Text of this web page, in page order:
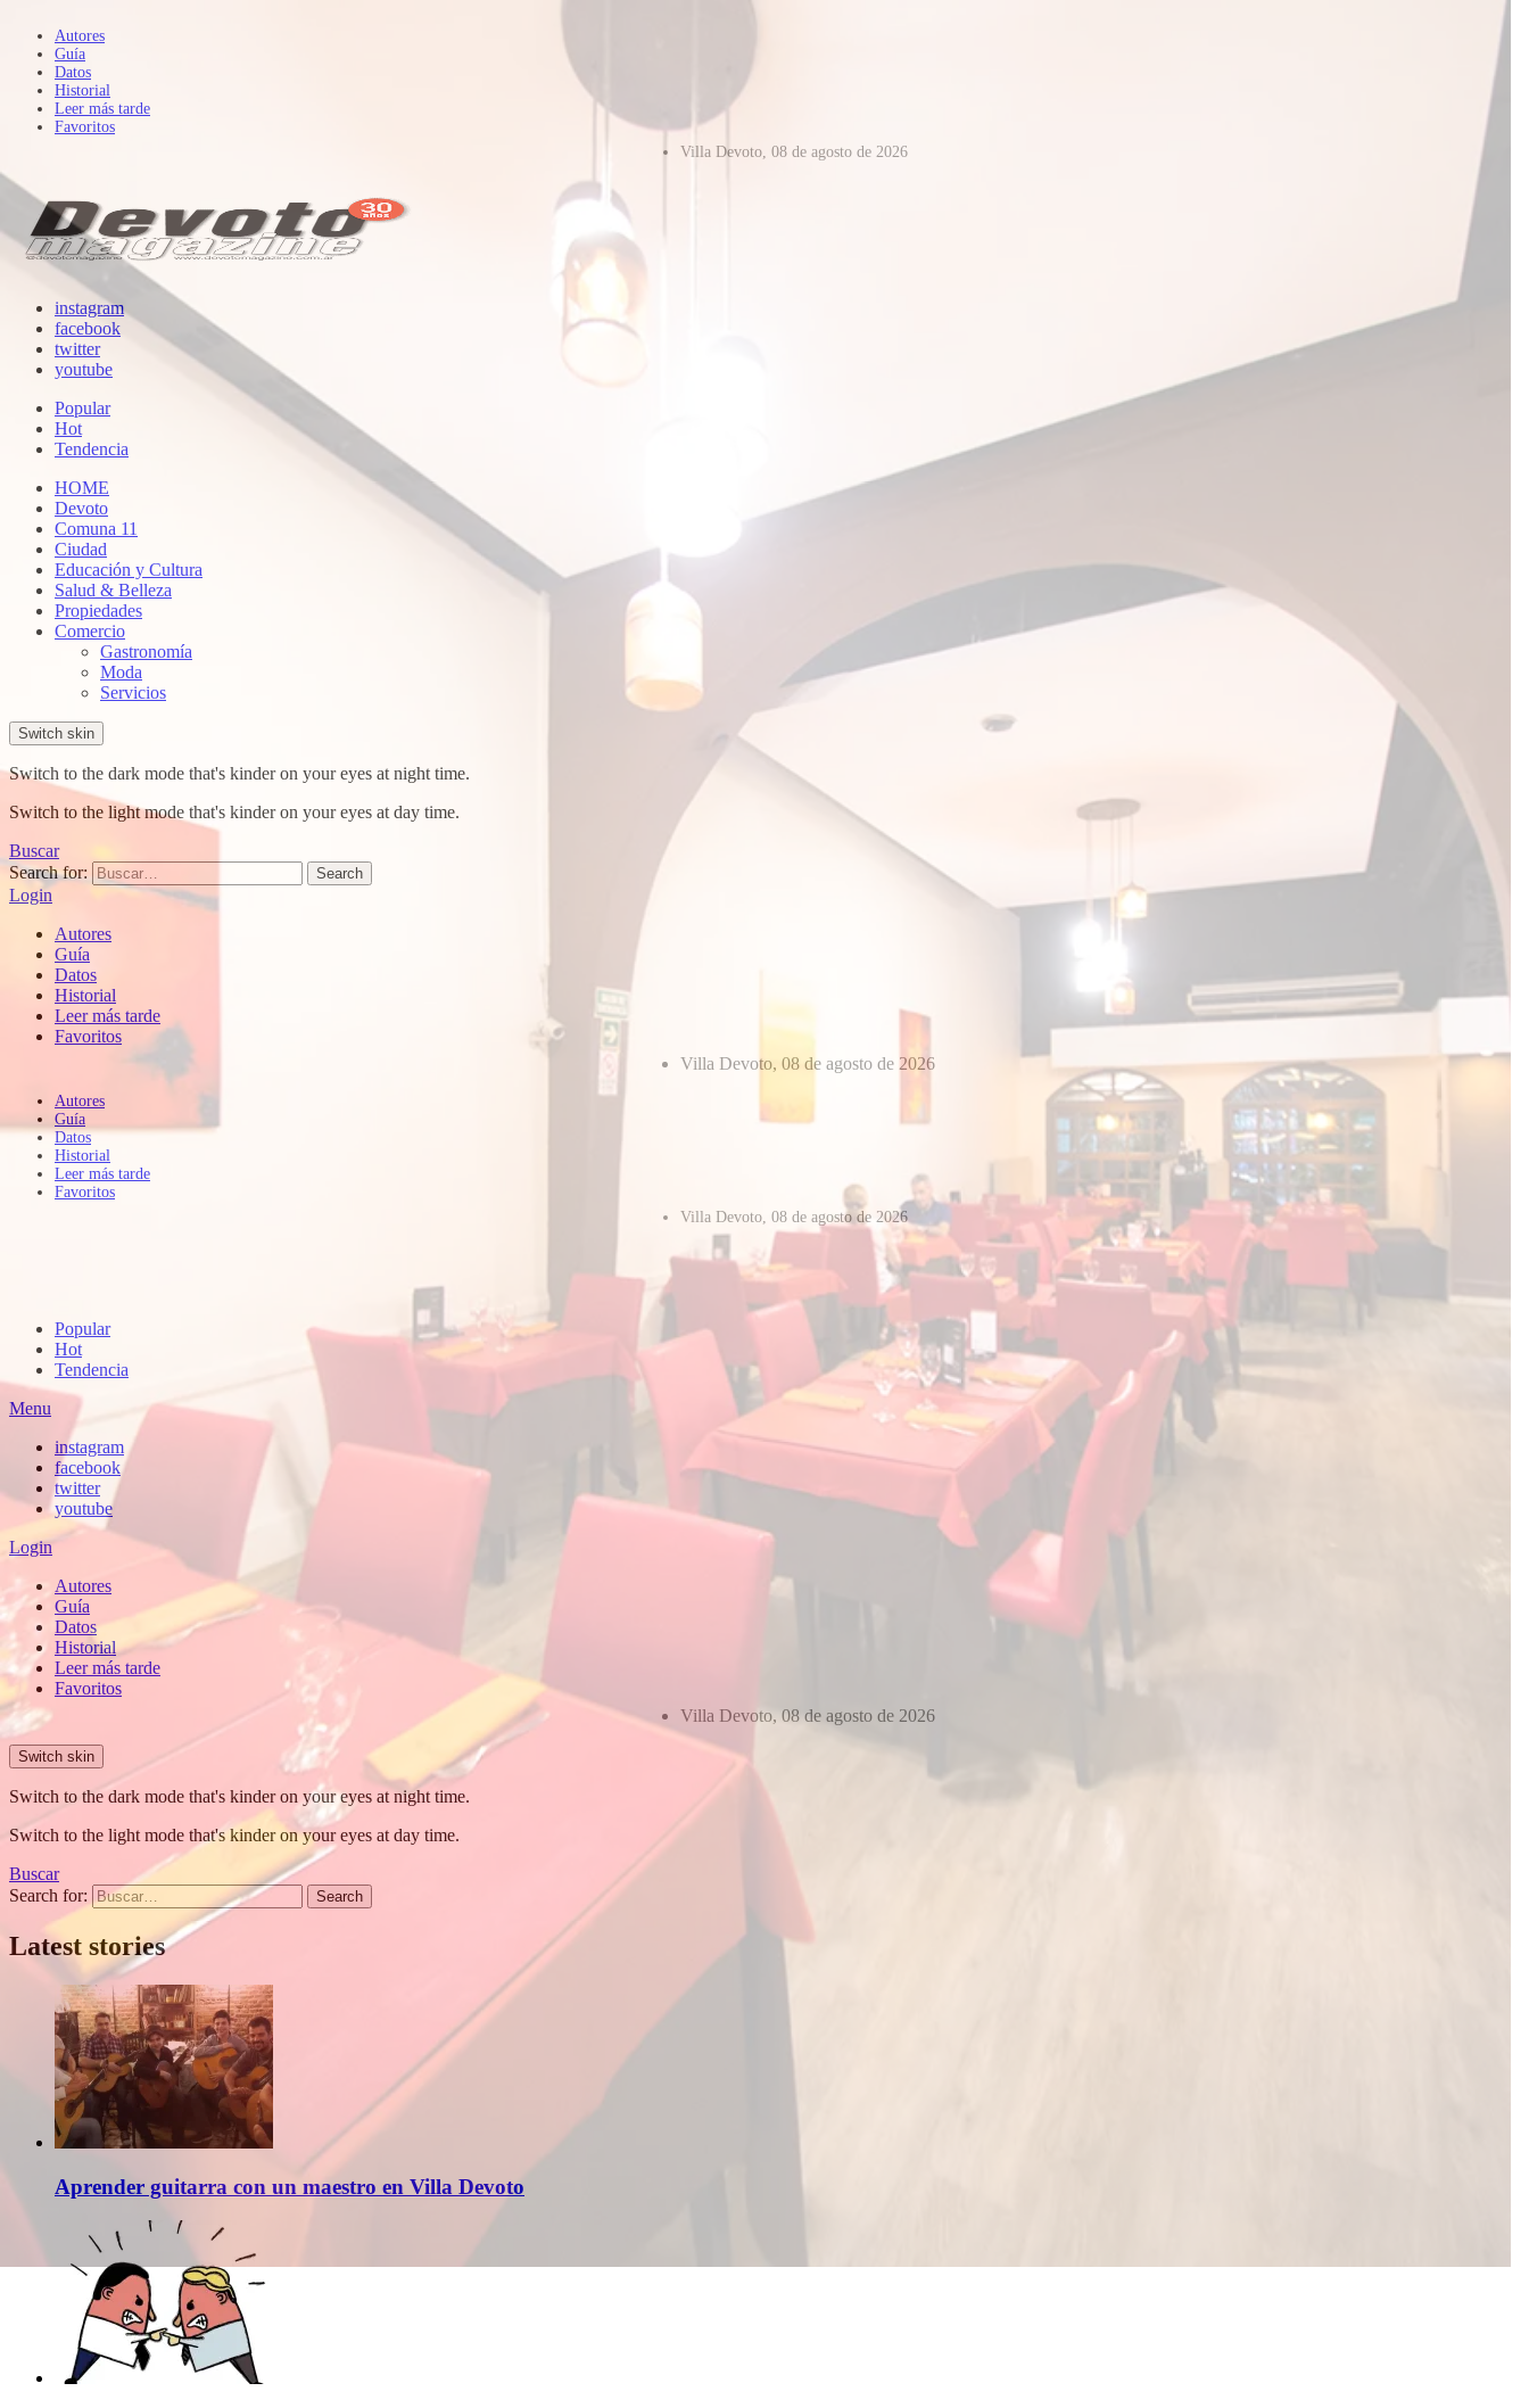
Autores
Guía
Datos
Historial
Leer más tarde
Favoritos
Villa Devoto, 08 de agosto de 2026
instagram
facebook
twitter
youtube
Popular
Hot
Tendencia
HOME
Devoto
Comuna 11
Ciudad
Educación y Cultura
Salud & Belleza
Propiedades
Comercio
Gastronomía
Moda
Servicios
Switch skin
Switch to the dark mode that's kinder on your eyes at night time.
Switch to the light mode that's kinder on your eyes at day time.
Buscar
Search for:
Search
Login
Autores
Guía
Datos
Historial
Leer más tarde
Favoritos
Villa Devoto, 08 de agosto de 2026
Autores
Guía
Datos
Historial
Leer más tarde
Favoritos
Villa Devoto, 08 de agosto de 2026
Popular
Hot
Tendencia
Menu
instagram
facebook
twitter
youtube
Login
Autores
Guía
Datos
Historial
Leer más tarde
Favoritos
Villa Devoto, 08 de agosto de 2026
Switch skin
Switch to the dark mode that's kinder on your eyes at night time.
Switch to the light mode that's kinder on your eyes at day time.
Buscar
Search for:
Search
Latest stories
Aprender guitarra con un maestro en Villa Devoto